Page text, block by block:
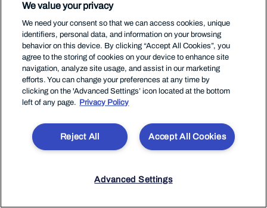
サポート
サポートポータル
ユーザーガイド
We value your privacy
We need your consent so that we can access cookies, unique
identifiers, personal data, and information on your browsing
behavior on this device. By clicking “Accept All Cookies”, you
agree to the storing of cookies on your device to enhance site
navigation, analyze site usage, and assist in our marketing
efforts. You can change your preferences at any time by
clicking on the 'Advanced Settings’ icon located at the bottom
left of any page.
Privacy Policy
Accept All Cookies
Reject All
Advanced Settings